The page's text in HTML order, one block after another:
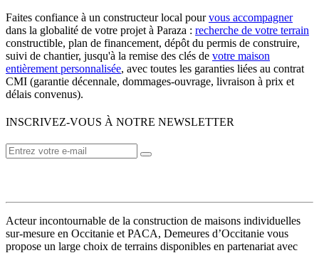
Faites confiance à un constructeur local pourvous accompagner
dans la globalité de votre projet à Paraza : recherche de votre terrain
constructible, plan de financement, dépôt du permis de construire,
suivi de chantier, jusqu'à la remise des clés de votre maison
entièrement personnalisée, avec toutes les garanties liées au contrat
CMI (garantie décennale, dommages-ouvrage, livraison à prix et
délais convenus).
INSCRIVEZ-VOUS À NOTRE NEWSLETTER
Acteur incontournable de la construction de maisons individuelles
sur-mesure en Occitanie et PACA, Demeures d’Occitanie vous
propose un large choix de terrains disponibles en partenariat avec